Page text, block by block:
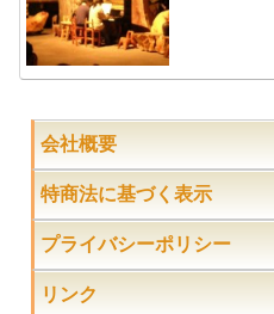
会社概要
特商法に基づ
プライバシーポ
リンク